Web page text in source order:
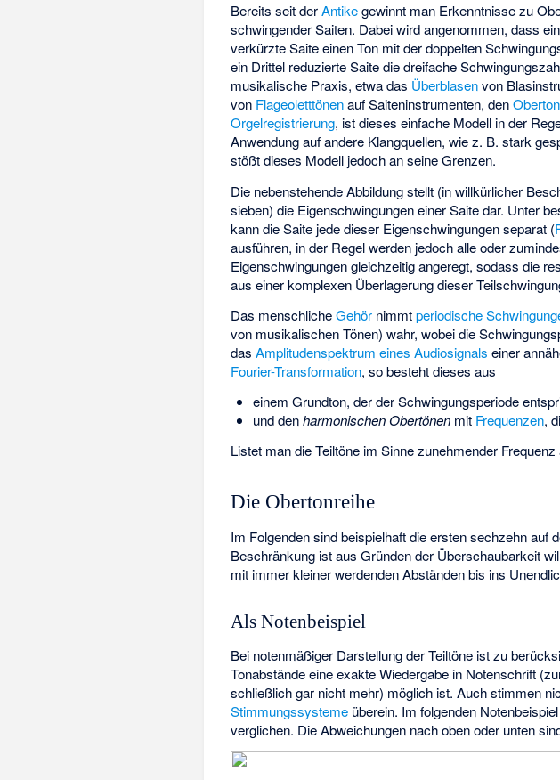
Bereits seit derAntikegewinnt man Erkenntnisse zu
schwingender Saiten. Dabei wird angenommen, dass
verkürzte Saite einen Ton mit der doppelten
ein Drittel reduzierte Saite die dreifache
musikalische Praxis, etwa das Überblasenvon
von Flageoletttönenauf Saiteninstrumenten, den
Orgelregistrierung, ist dieses einfache Modell in der
Anwendung auf andere Klangquellen, wie z. B. stark
stößt dieses Modell jedoch an seine Grenzen.
Die nebenstehende Abbildung stellt (in willkürlicher
sieben) die Eigenschwingungen einer Saite dar. Unter
kann die Saite jede dieser Eigenschwingungen separat (
ausführen, in der Regel werden jedoch alle oder
Eigenschwingungen gleichzeitig angeregt, sodass die
aus einer komplexen Überlagerung dieser
Das menschlicheGehör nimmtperiodische
von musikalischen Tönen) wahr, wobei die
dasAmplitudenspektrum eines Audiosignals einer
Fourier-Transformation, so besteht dieses aus
einem Grundton, der der Schwingungsperiode
und denharmonischen Obertönenmit Frequenzen,
Listet man die Teiltöne im Sinne zunehmender
Die Obertonreihe
Im Folgenden sind beispielhaft die ersten sechzehn auf
Beschränkung ist aus Gründen der Überschaubarkeit
mit immer kleiner werdenden Abständen bis ins
Als Notenbeispiel
Bei notenmäßiger Darstellung der Teiltöne ist zu
Tonabstände eine exakte Wiedergabe in Notenschrift
schließlich gar nicht mehr) möglich ist. Auch stimmen
Stimmungssysteme überein. Im folgenden
verglichen. Die Abweichungen nach oben oder unten